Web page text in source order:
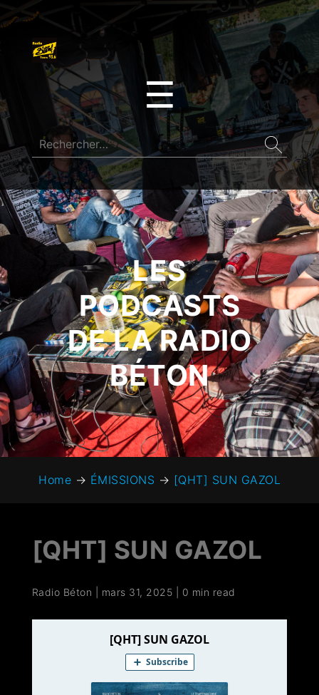
☰
LES
PODCASTS
DE LA RADIO
BÉTON
Home → ÉMISSIONS → [QHT] SUN GAZOL
[QHT] SUN GAZOL
Radio Béton mars 31, 2025 0 min read